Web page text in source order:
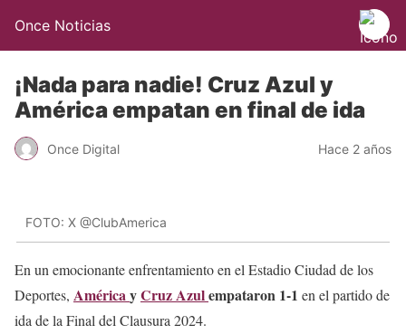
Once Noticias
¡Nada para nadie! Cruz Azul y
América empatan en final de ida
Once Digital Hace 2 años
FOTO: X @ClubAmerica
En un emocionante enfrentamiento en el Estadio Ciudad de los
Deportes, AméricayCruz Azulempataron 1-1 en el partido de
ida de la Final del Clausura 2024.